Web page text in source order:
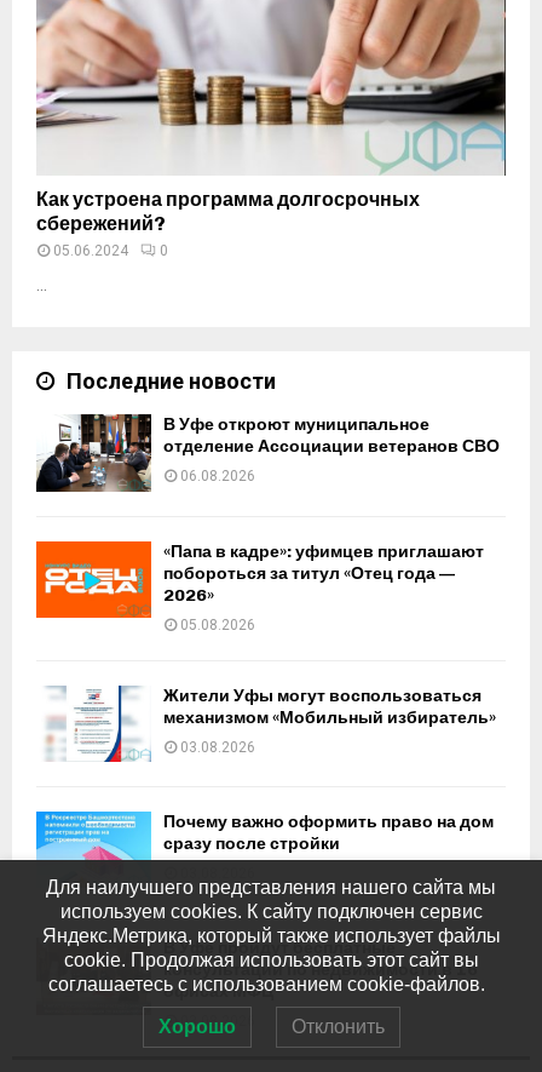
Как устроена программа долгосрочных
сбережений?
05.06.2024 0
...
Последние новости
В Уфе откроют муниципальное
отделение Ассоциации ветеранов СВО
06.08.2026
«Папа в кадре»: уфимцев приглашают
побороться за титул «Отец года —
2026»
05.08.2026
Жители Уфы могут воспользоваться
механизмом «Мобильный избиратель»
03.08.2026
Почему важно оформить право на дом
сразу после стройки
В Уфе пройдут бесплатные
консультации по недвижимости в 16
офисах МФЦ
03.08.2026
Для наилучшего представления нашего сайта мы
используем cookies. К сайту подключен сервис
Яндекс.Метрика, который также использует файлы
cookie. Продолжая использовать этот сайт вы
соглашаетесь с использованием cookie-файлов.
Хорошо Отклонить